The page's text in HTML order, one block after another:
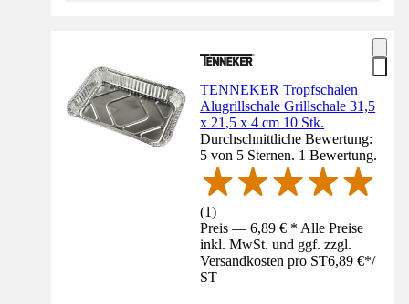
TENNEKER Tropfschalen
Alugrillschale Grillschale 31,5
x 21,5 x 4 cm 10 Stk.
Durchschnittliche Bewertung:
5 von 5 Sternen. 1 Bewertung.
(1)
Preis — 6,89 € * Alle Preise
inkl. MwSt. und ggf. zzgl.
Versandkosten pro ST6,89 €*/
ST